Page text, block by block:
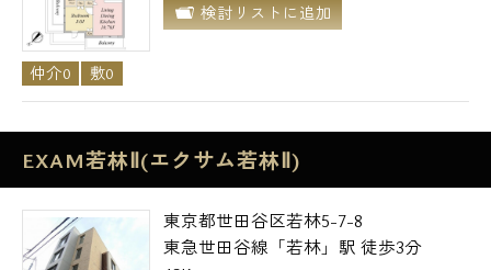
検討リストに追加
仲介0 敷0
EXAM若林Ⅱ(エクサム若林Ⅱ)
東京都世田谷区若林5-7-8
東急世田谷線「若林」駅 徒歩3分